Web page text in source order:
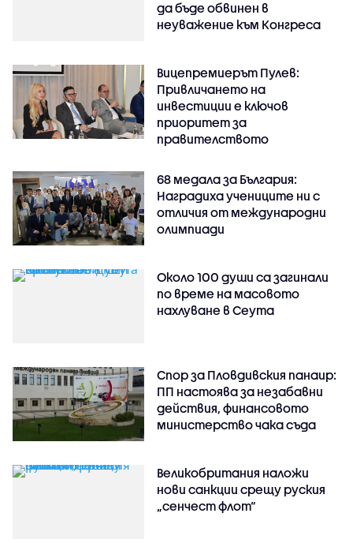
да бъде обвинен в
неуважение към Конгреса
Вицепремиерът Пулев:
Привличането на
инвестиции е ключов
приоритет за
правителството
68 медала за България:
Наградиха учениците ни с
отличия от международни
олимпиади
Около 100 души са загинали
по време на масовото
нахлуване в Сеута
Спор за Пловдивския панаир:
ПП настоява за незабавни
действия, финансовото
министерство чака съда
Великобритания наложи
нови санкции срещу руския
„сенчест флот“